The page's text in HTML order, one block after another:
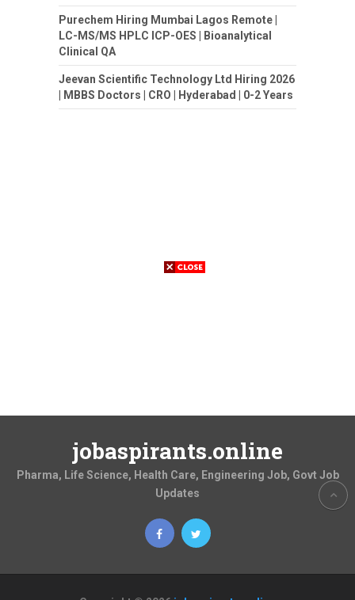
Purechem Hiring Mumbai Lagos Remote |
LC-MS/MS HPLC ICP-OES | Bioanalytical
Clinical QA
Jeevan Scientific Technology Ltd Hiring 2026
| MBBS Doctors | CRO | Hyderabad | 0-2 Years
jobaspirants.online
Pharma, Life Science, Health Care, Engineering Job, Govt Job
Updates